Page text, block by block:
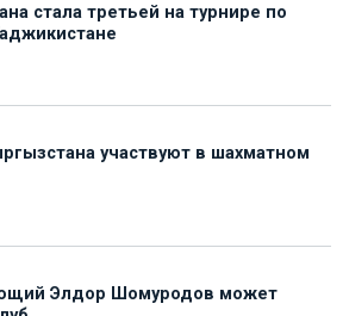
стала третьей на турнире по
участвуют в шахматном
Элдор Шомуродов может